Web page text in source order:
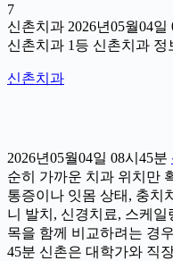
7
신촌치과 2026년05월04
신촌치과 1등 신촌치과 정
신촌치과
2026년05월04일 08시45분
순히 가까운 치과 위치만
통증이나 잇몸 상태, 충치
니 발치, 신경치료, 스케
목을 함께 비교하려는 경
45분 신촌은 대학가와 직